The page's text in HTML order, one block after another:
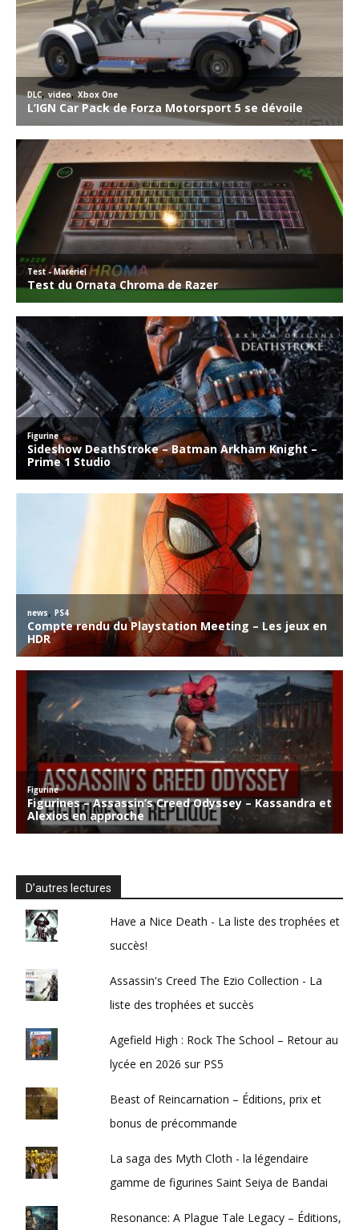
D’autres lectures
Have a Nice Death - La liste des trophées et
succès!
Assassin's Creed The Ezio Collection - La
liste des trophées et succès
Agefield High : Rock The School – Retour au
lycée en 2026 sur PS5
Beast of Reincarnation – Éditions, prix et
bonus de précommande
La saga des Myth Cloth - la légendaire
gamme de figurines Saint Seiya de Bandai
Resonance: A Plague Tale Legacy – Éditions,